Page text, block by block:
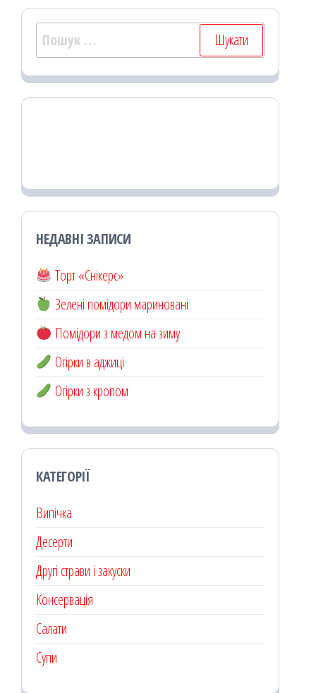
Пошук:
НЕДАВНІ ЗАПИСИ
Торт «Снікерс»
Зелені помідори мариновані
Помідори з медом на зиму
Огірки в аджиці
Огірки з кропом
КАТЕГОРІЇ
Випічка
Десерти
Другі страви і закуски
Консервація
Салати
Супи